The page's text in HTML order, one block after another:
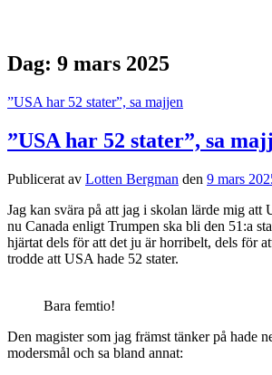
Dag: 9 mars 2025
”USA har 52 stater”, sa majjen
”USA har 52 stater”, sa
Publicerat av Lotten Bergman den 9 mars
Jag kan svära på att jag i skolan lärde mig att
nu Canada enligt Trumpen ska bli den 51:a
hjärtat dels för att det ju är horribelt, dels för
trodde att USA hade 52 stater.
Bara femtio!
Den magister som jag främst tänker på hade
modersmål och sa bland annat: